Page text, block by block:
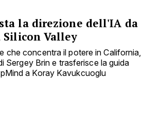
la direzione dell'IA da
Valley
che concentra il potere in California,
Sergey Brin e trasferisce la guida
a Koray Kavukcuoglu